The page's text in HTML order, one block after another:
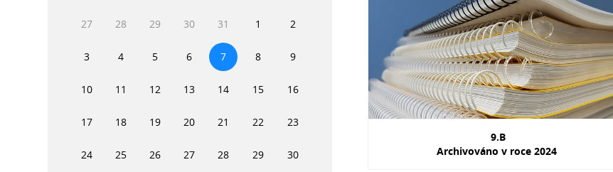
9.B
Archivováno v roce 2024
27 28 29 30 31 1 2
3 4 5 6 7 8 9
10 11 12 13 14 15 16
17 18 19 20 21 22 23
24 25 26 27 28 29 30